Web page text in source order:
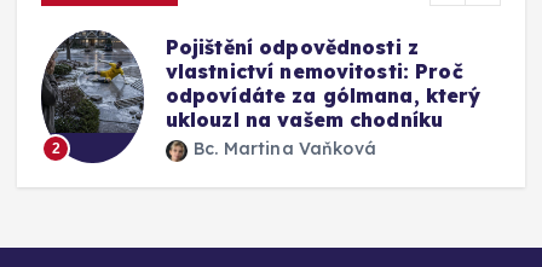
3
Mýty o pojištění skel u auta:
Vyplatí se připlatit si za přední
okno a jak funguje oprava bez
výměny
Bc. Martina Vaňková